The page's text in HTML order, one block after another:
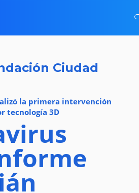
Ciudad
la primera intervención
tecnología 3D